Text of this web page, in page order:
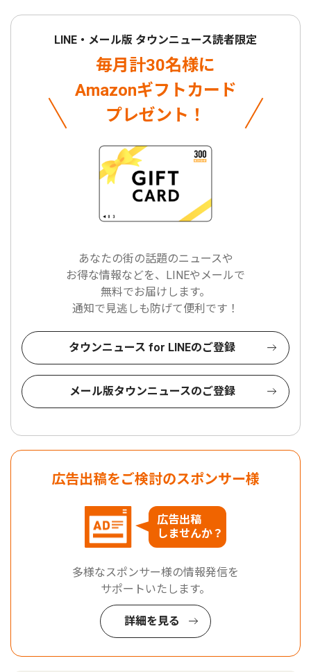
LINE・メール版 タウンニュース読者限定
毎月計30名様に
Amazonギフトカード
プレゼント！
あなたの街の話題のニュースや
お得な情報などを、LINEやメールで
無料でお届けします。
通知で見逃しも防げて便利です！
タウンニュース for LINEのご登録
メール版タウンニュースのご登録
広告出稿をご検討のスポンサー様
広告出稿
しませんか？
多様なスポンサー様の情報発信を
サポートいたします。
詳細を見る